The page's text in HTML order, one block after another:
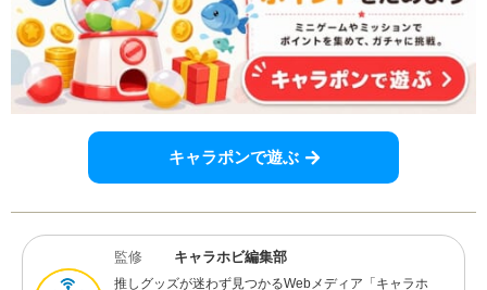
キャラポンで遊ぶ
監修 キャラホビ編集部
推しグッズが迷わず見つかるWebメディア「キャラホ